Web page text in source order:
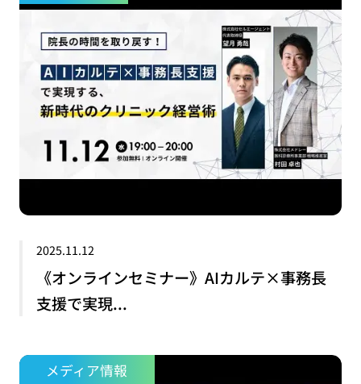
2025.11.12
《オンラインセミナー》AIカルテ×事務長
支援で実現...
メディア情報